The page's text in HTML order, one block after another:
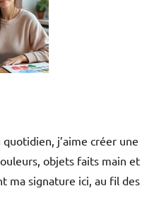
j’aime créer une
objets faits main et
ma signature ici, au fil des